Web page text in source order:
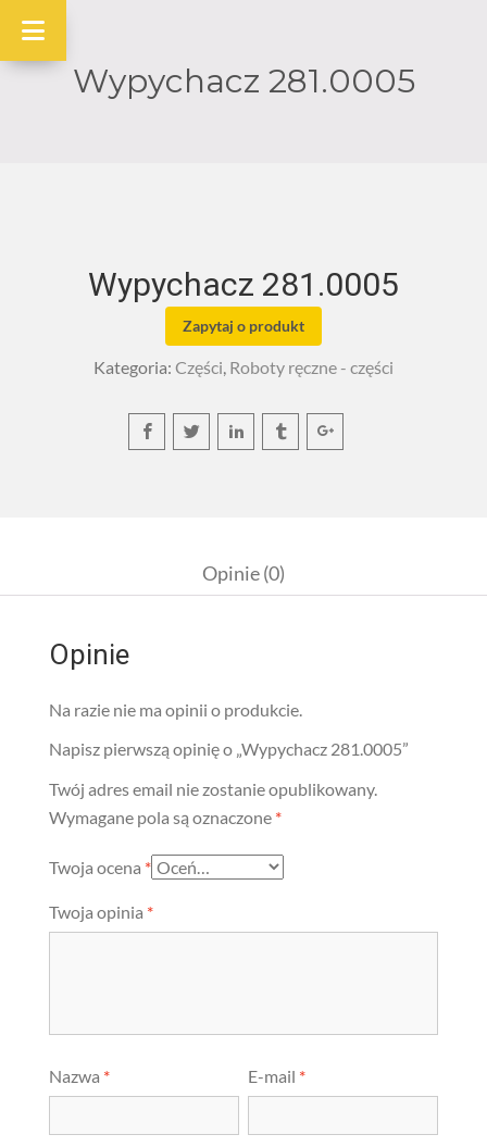
Wypychacz 281.0005
Wypychacz 281.0005
Zapytaj o produkt
Kategoria: Części, Roboty ręczne - części
Opinie (0)
Opinie
Na razie nie ma opinii o produkcie.
Napisz pierwszą opinię o „Wypychacz 281.0005”
Twój adres email nie zostanie opublikowany.
Wymagane pola są oznaczone *
Twoja ocena *
Twoja opinia *
Nazwa * E-mail *